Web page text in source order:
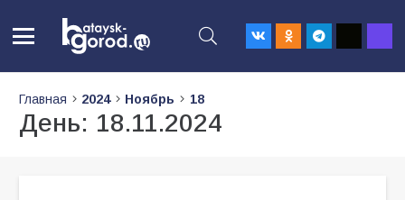
Главная 2024 Ноябрь 18
День: 18.11.2024